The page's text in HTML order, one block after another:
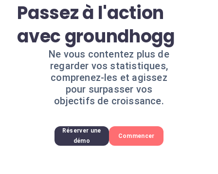
Passez à l'action
avec groundhogg
Ne vous contentez plus de
regarder vos statistiques,
comprenez-les et agissez
pour surpasser vos
objectifs de croissance.
Réserver une
démo
Commencer